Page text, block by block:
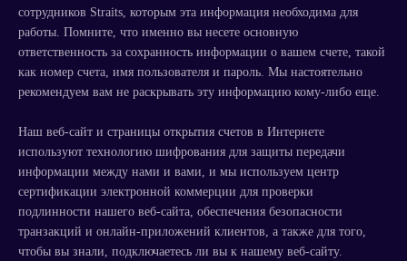
сотрудников Straits, которым эта информация необходима для
работы. Помните, что именно вы несете основную
ответственность за сохранность информации о вашем счете, такой
как номер счета, имя пользователя и пароль. Мы настоятельно
рекомендуем вам не раскрывать эту информацию кому-либо еще.
Наш веб-сайт и страницы открытия счетов в Интернете
используют технологию шифрования для защиты передачи
информации между нами и вами, и мы используем центр
сертификации электронной коммерции для проверки
подлинности нашего веб-сайта, обеспечения безопасности
транзакций и онлайн-приложений клиентов, а также для того,
чтобы вы знали, подключаетесь ли вы к нашему веб-сайту.